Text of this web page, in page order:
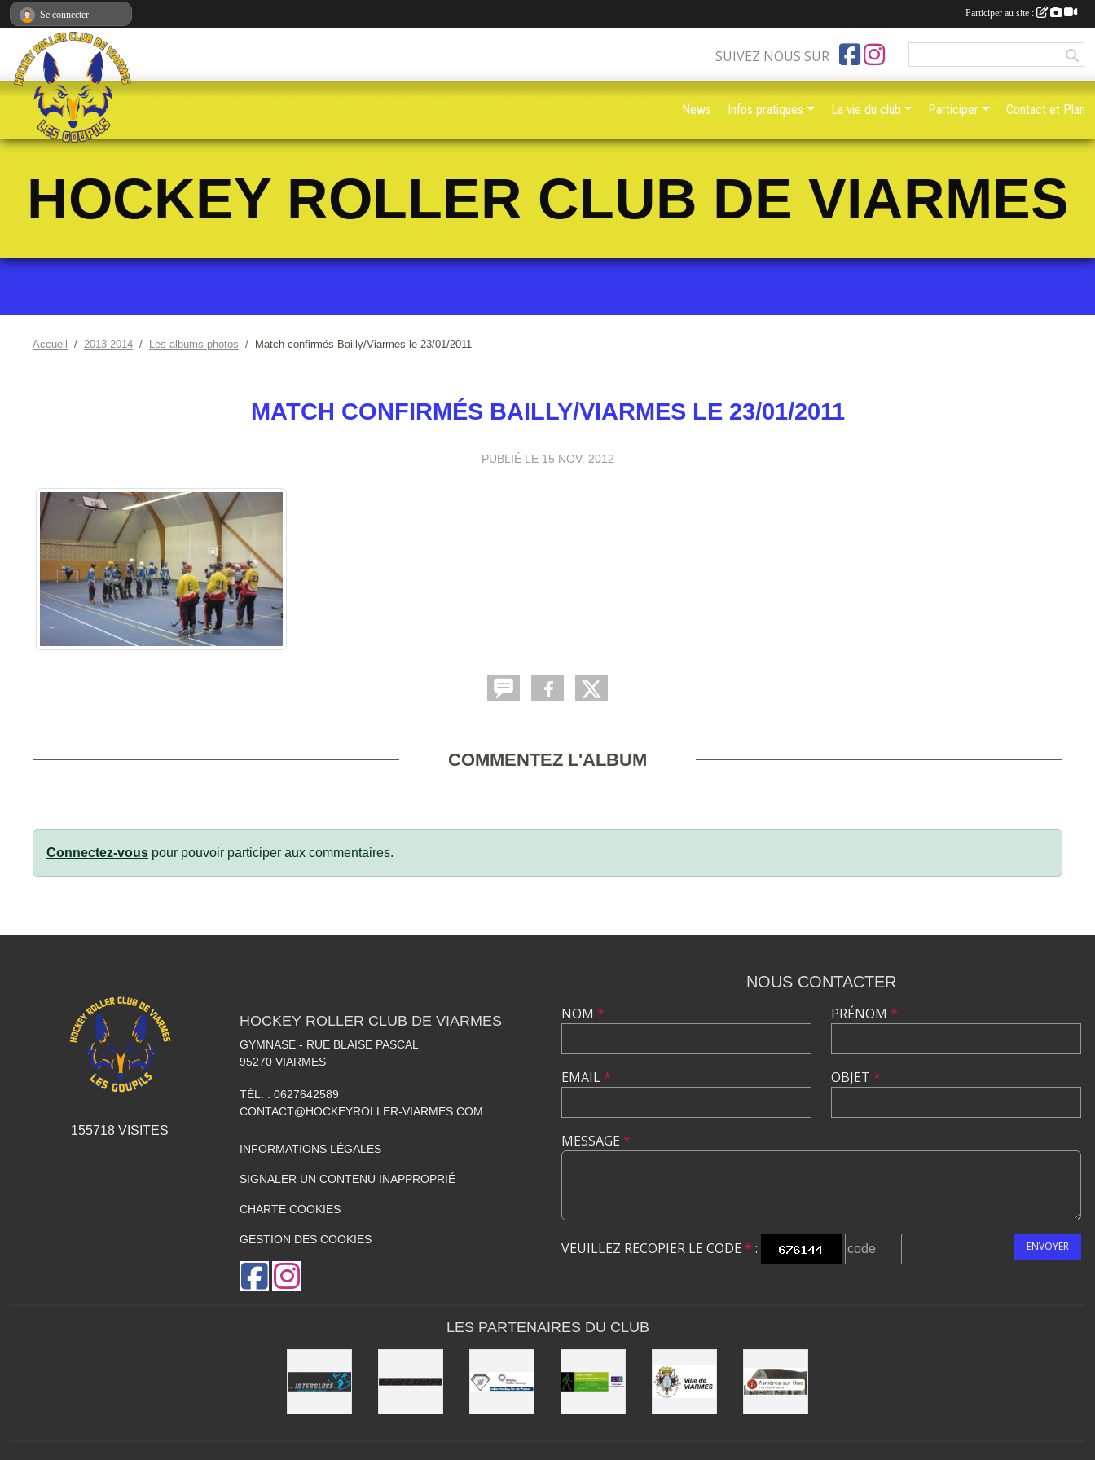
HOCKEY ROLLER CLUB DE VIARMES
Accueil 2013-2014 Les albums photos Match confirmés Bailly/Viarmes le 23/01/2011
MATCH CONFIRMÉS BAILLY/VIARMES LE 23/01/2011
PUBLIÉ LE 15 NOV. 2012
COMMENTEZ L'ALBUM
Connectez-vous pour pouvoir participer aux commentaires.
SUIVEZ NOUS SUR
News Infos pratiques La vie du club Participer Contact et Plan
155718 VISITES
HOCKEY ROLLER CLUB DE VIARMES
GYMNASE - RUE BLAISE PASCAL
95270 VIARMES
TÉL. : 0627642589
CONTACT@HOCKEYROLLER-VIARMES.COM
INFORMATIONS LÉGALES
SIGNALER UN CONTENU INAPPROPRIÉ
CHARTE COOKIES
GESTION DES COOKIES
NOUS CONTACTER
NOM *
EMAIL*
PRÉNOM *
OBJET *
MESSAGE *
VEUILLEZ RECOPIER LE CODE * : ENVOYER
LES PARTENAIRES DU CLUB
Se connecter Participer au site :
Panneau de gestion des cookies